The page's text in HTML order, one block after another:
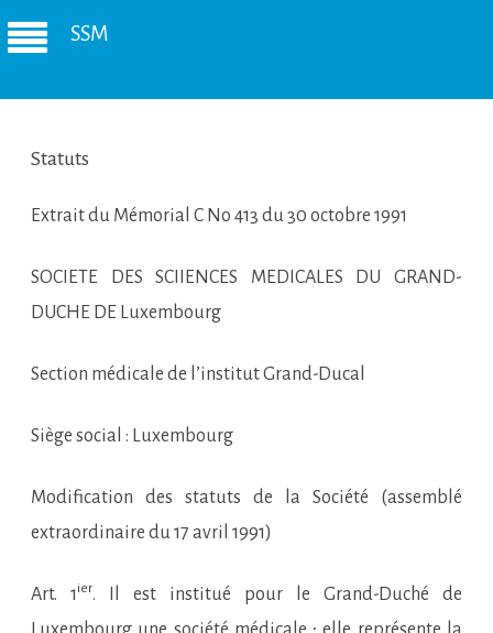
SSM
Statuts
Extrait du Mémorial C No 413 du 30 octobre 1991
SOCIETE DES SCIIENCES MEDICALES DU GRAND-
DUCHE DE Luxembourg
Section médicale de l’institut Grand-Ducal
Siège social : Luxembourg
Modification des statuts de la Société (assemblé
extraordinaire du 17 avril 1991)
Art. 1 ier. Il est institué pour le Grand-Duché de